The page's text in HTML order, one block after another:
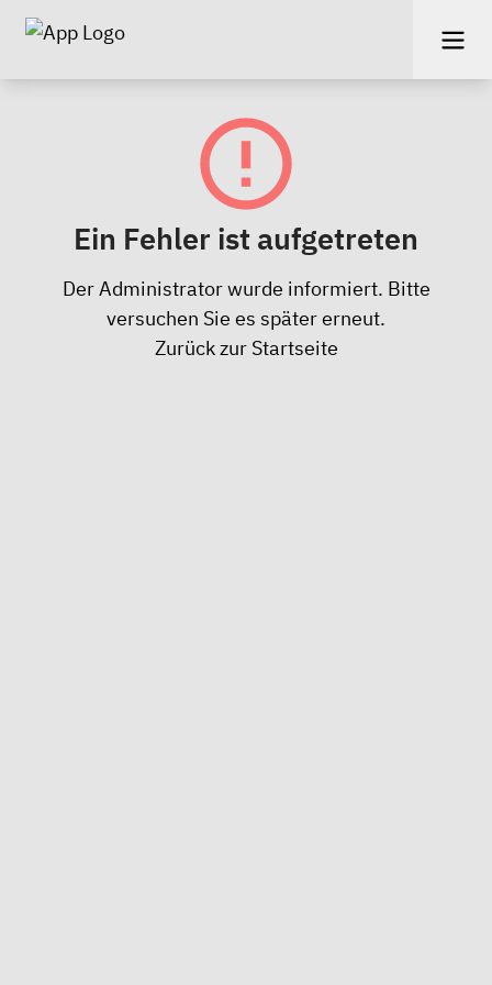
Ein Fehler ist aufgetreten
Der Administrator wurde informiert. Bitte
versuchen Sie es später erneut.
Zurück zur Startseite